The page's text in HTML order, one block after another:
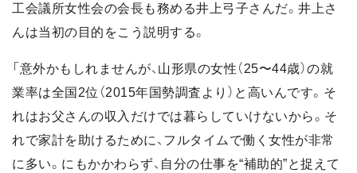
工会議所女性会の会長も務める井上弓子さんだ。井上さ
んは当初の目的をこう説明する。
「意外かもしれませんが、山形県の女性（25〜44歳）の就
業率は全国2位（2015年国勢調査より）と高いんです。そ
れはお父さんの収入だけでは暮らしていけないから。そ
れで家計を助けるために、フルタイムで働く女性が非常
に多い。にもかかわらず、自分の仕事を“補助的”と捉えて